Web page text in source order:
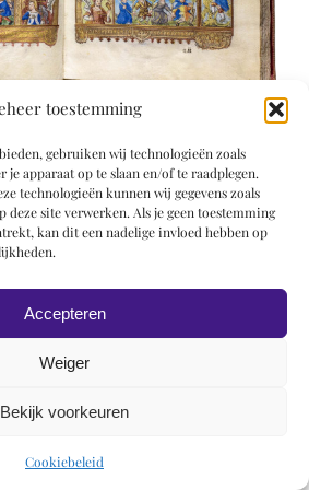
toestemming
gebruiken wij technologieën zoals
apparaat op te slaan en/of te raadplegen.
technologieën kunnen wij gegevens zoals
deze site verwerken. Als je geen toestemming
kan dit een nadelige invloed hebben op
Accepteren
Weiger
Bekijk voorkeuren
Cookiebeleid
| Powered byROCK Design